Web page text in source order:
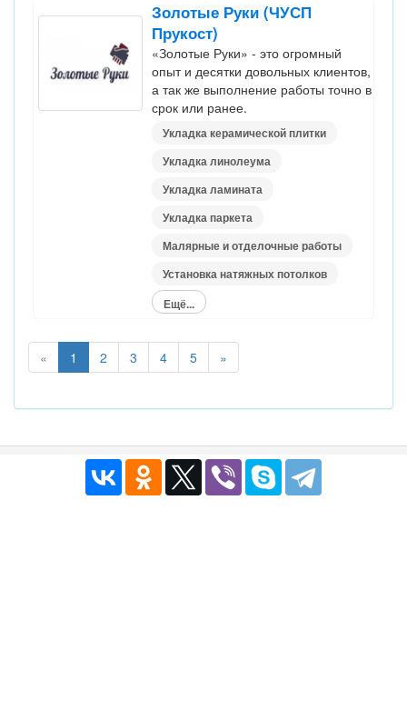
Золотые Руки (ЧУСП
Прукост)
«Золотые Руки» - это огромный
опыт и десятки довольных клиентов,
а так же выполнение работы точно в
срок или ранее.
Укладка керамической плитки
Укладка линолеума
Укладка ламината
Укладка паркета
Малярные и отделочные работы
Установка натяжных потолков
Ещё...
« 1 2 3 4 5 »
Публичный договор